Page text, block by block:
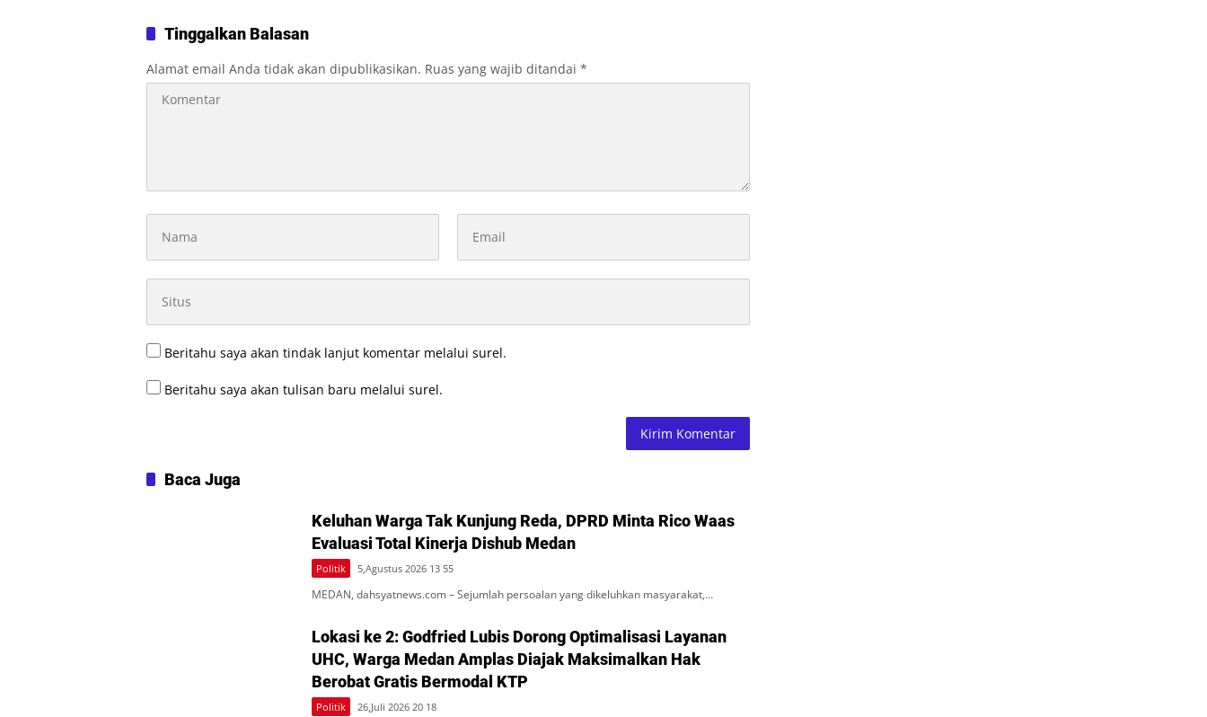
Tinggalkan Balasan
Alamat email Anda tidak akan dipublikasikan. Ruas yang wajib ditandai *
Beritahu saya akan tindak lanjut komentar melalui surel.
Beritahu saya akan tulisan baru melalui surel.
Baca Juga
Keluhan Warga Tak Kunjung Reda, DPRD Minta Rico Waas
Evaluasi Total Kinerja Dishub Medan
Politik 5,Agustus 2026 13 55
MEDAN, dahsyatnews.com – Sejumlah persoalan yang dikeluhkan masyarakat,…
Lokasi ke 2: Godfried Lubis Dorong Optimalisasi Layanan
UHC, Warga Medan Amplas Diajak Maksimalkan Hak
Berobat Gratis Bermodal KTP
Politik 26,Juli 2026 20 18